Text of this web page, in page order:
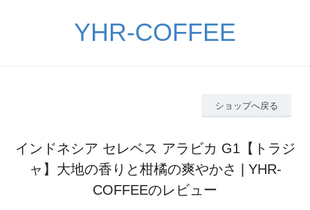
YHR-COFFEE
ショップへ戻る
インドネシア セレベス アラビカ G1【トラジ
ャ】大地の香りと柑橘の爽やかさ | YHR-
COFFEEのレビュー